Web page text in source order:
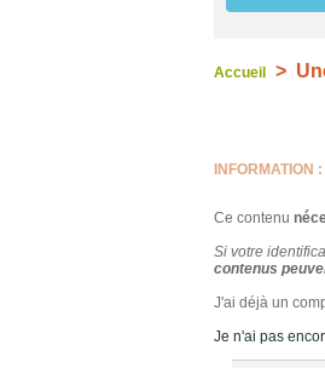
Accueil >
INFORMATION :
Ce contenu
Si votre
contenus
J'ai déjà un
Je n'ai pas